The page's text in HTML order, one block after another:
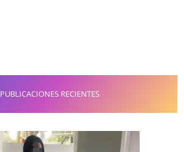
PUBLICACIONES RECIENTES